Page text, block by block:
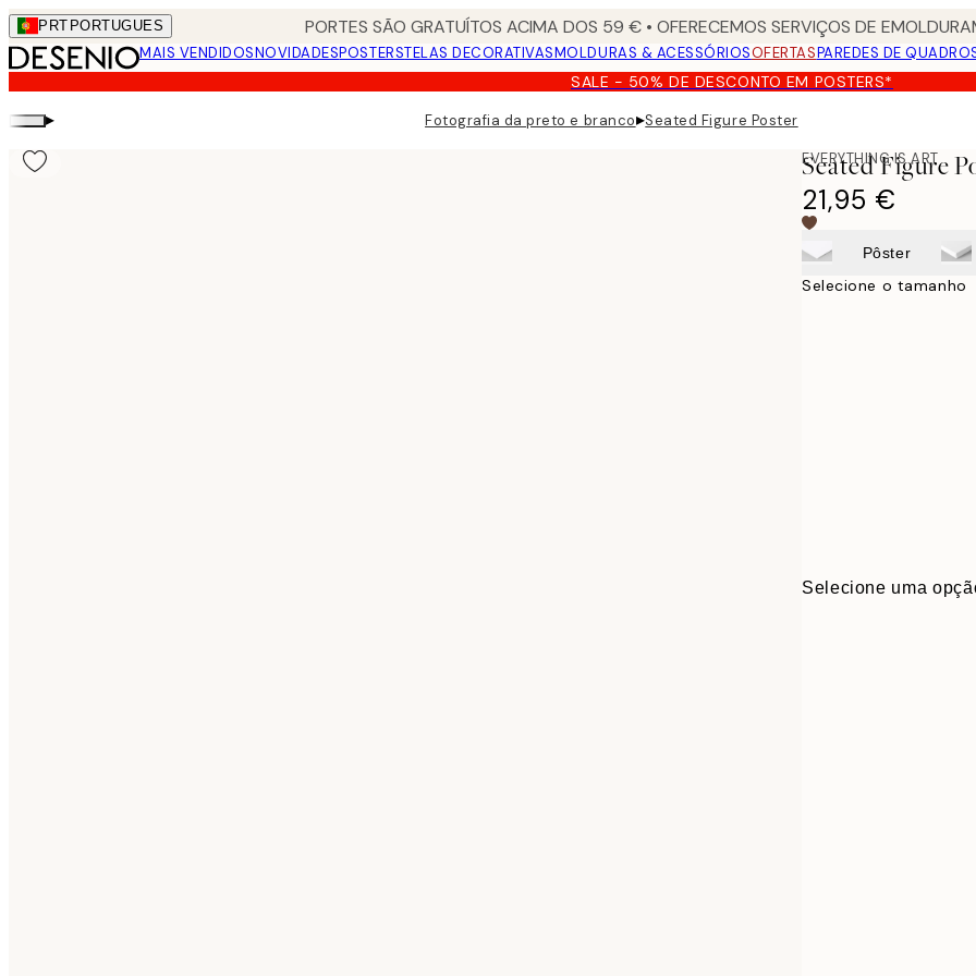
Skip
to
main
content.
PRT PORTUGUES PORTES SÃO GRATUÍTOS ACIMA DOS 59 € • OFERECEMOS SERVIÇOS DE
MAIS VENDIDOSNOVIDADESPOSTERSTELAS DECORATIVASMOLDURAS & ACESSÓRIOSOFERTASPAREDES DE
SALE - 50% DE DESCONTO EM POSTERS*
▸ Fotografia da preto e branco▸Seated Figure Poster
EVERYTHING IS ART
Seated Figure
21,95 €
Pôster
Selecione o tamanho
Selecione uma